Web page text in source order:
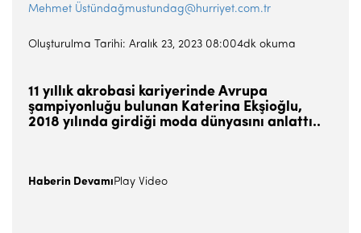
Mehmet Üstündağmustundag@hurriyet.com.tr
Oluşturulma Tarihi: Aralık 23, 2023 08:004dk okuma
11 yıllık akrobasi kariyerinde Avrupa
şampiyonluğu bulunan Katerina Ekşioğlu,
2018 yılında girdiği moda dünyasını anlattı..
Haberin DevamıPlay Video